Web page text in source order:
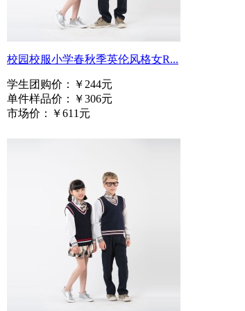
校园校服小学春秋季英伦风格女R...
学生团购价：
￥244元
单件样品价：
￥306元
市场价：
￥611元